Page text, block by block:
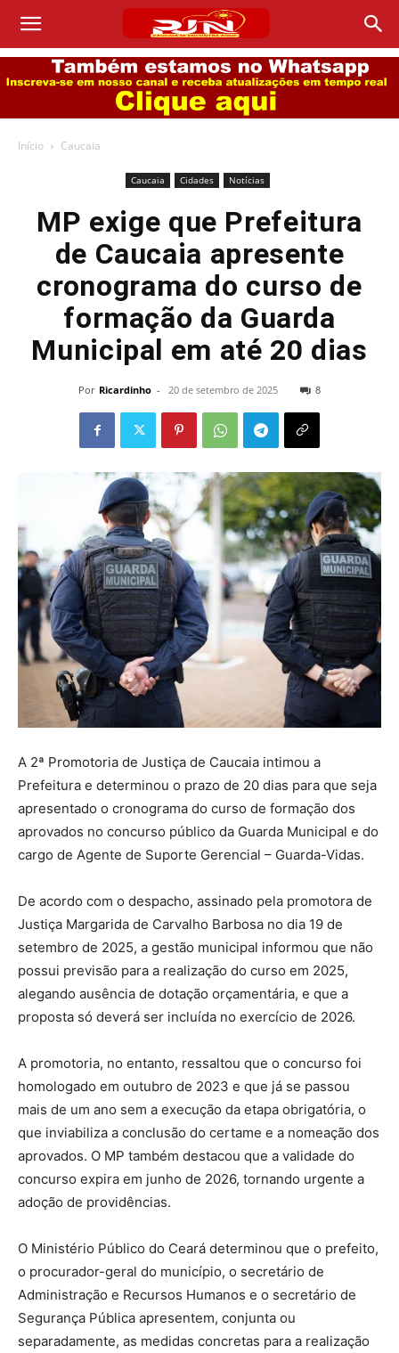
Início Caucaia
Caucaia Cidades Notícias
MP exige que Prefeitura
de Caucaia apresente
cronograma do curso de
formação da Guarda
Municipal em até 20 dias
Por Ricardinho - 20 de setembro de 2025 8
A 2ª Promotoria de Justiça de Caucaia intimou a
Prefeitura e determinou o prazo de 20 dias para que seja
apresentado o cronograma do curso de formação dos
aprovados no concurso público da Guarda Municipal e do
cargo de Agente de Suporte Gerencial – Guarda-Vidas.
De acordo com o despacho, assinado pela promotora de
Justiça Margarida de Carvalho Barbosa no dia 19 de
setembro de 2025, a gestão municipal informou que não
possui previsão para a realização do curso em 2025,
alegando ausência de dotação orçamentária, e que a
proposta só deverá ser incluída no exercício de 2026.
A promotoria, no entanto, ressaltou que o concurso foi
homologado em outubro de 2023 e que já se passou
mais de um ano sem a execução da etapa obrigatória, o
que inviabiliza a conclusão do certame e a nomeação dos
aprovados. O MP também destacou que a validade do
concurso expira em junho de 2026, tornando urgente a
adoção de providências.
O Ministério Público do Ceará determinou que o prefeito,
o procurador-geral do município, o secretário de
Administração e Recursos Humanos e o secretário de
Segurança Pública apresentem, conjunta ou
separadamente, as medidas concretas para a realização